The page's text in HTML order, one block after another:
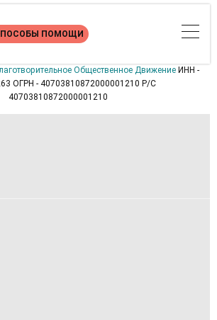
ПОМОЩИ
Общественное Движение ИНН -
ОГРН - 40703810872000001210 Р/С
40703810872000001210